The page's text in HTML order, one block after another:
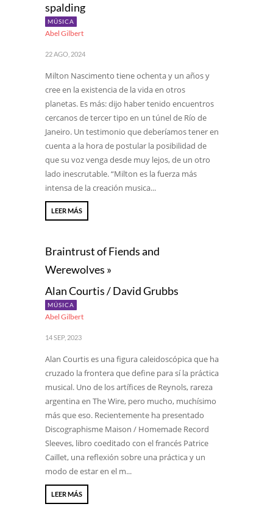
spalding
MÚSICA
Abel Gilbert
22 AGO, 2024
Milton Nascimento tiene ochenta y un años y
cree en la existencia de la vida en otros
planetas. Es más: dijo haber tenido encuentros
cercanos de tercer tipo en un túnel de Río de
Janeiro. Un testimonio que deberíamos tener en
cuenta a la hora de postular la posibilidad de
que su voz venga desde muy lejos, de un otro
lado inescrutable. “Milton es la fuerza más
intensa de la creación musica...
LEER MÁS
Braintrust of Fiends and
Werewolves »
Alan Courtis / David Grubbs
MÚSICA
Abel Gilbert
14 SEP, 2023
Alan Courtis es una figura caleidoscópica que ha
cruzado la frontera que define para sí la práctica
musical. Uno de los artífices de Reynols, rareza
argentina en The Wire, pero mucho, muchísimo
más que eso. Recientemente ha presentado
Discographisme Maison / Homemade Record
Sleeves, libro coeditado con el francés Patrice
Caillet, una reflexión sobre una práctica y un
modo de estar en el m...
LEER MÁS